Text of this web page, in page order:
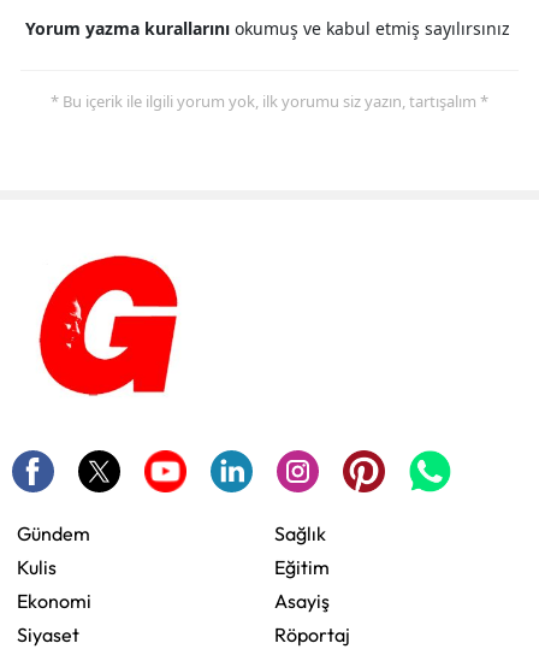
Yorum yazma kurallarını okumuş ve kabul etmiş sayılırsınız
* Bu içerik ile ilgili yorum yok, ilk yorumu siz yazın, tartışalım *
Gündem
Kulis
Ekonomi
Siyaset
Sağlık
Eğitim
Asayiş
Röportaj